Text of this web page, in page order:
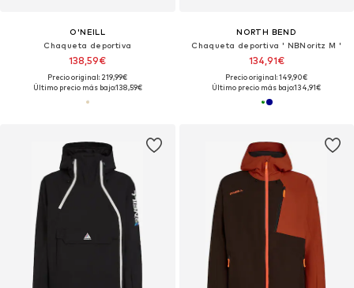
O'NEILL
Chaqueta deportiva
138,59€
Precio original: 219,99€
Último precio más bajo:138,59€
NORTH BEND
Chaqueta deportiva ' NBNoritz M '
134,91€
Precio original: 149,90€
Último precio más bajo:134,91€